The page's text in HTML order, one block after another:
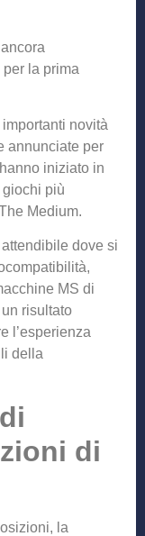
la prima
novità
annunciate per
iniziato in
più
Medium.
dove si
MS di
risultato
l’esperienza
della
di
la